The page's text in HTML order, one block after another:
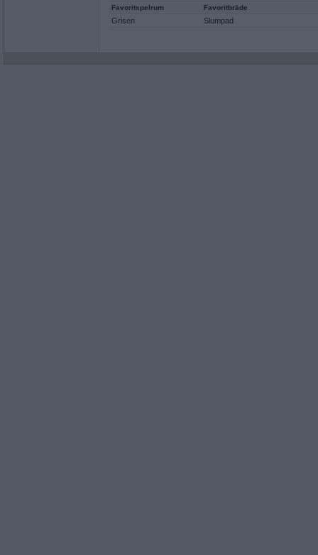
Favoritspelrum Favoritbräde
Grisen Slumpad